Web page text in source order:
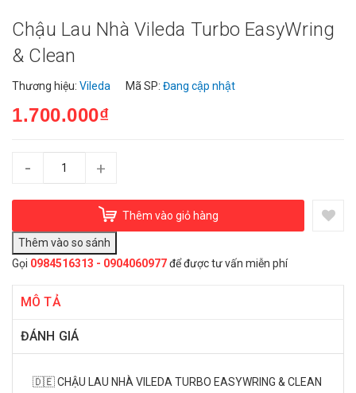
Chậu Lau Nhà Vileda Turbo EasyWring
& Clean
Thương hiệu: Vileda Mã SP: Đang cập nhật
1.700.000₫
- +
Thêm vào giỏ hàng
Gọi 0984516313 - 0904060977để được tư vấn miễn phí
MÔ TẢ
ĐÁNH GIÁ
🇩🇪 CHẬU LAU NHÀ VILEDA TURBO EASYWRING & CLEAN